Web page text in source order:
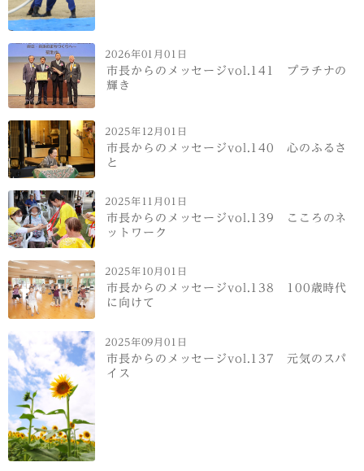
2026年01月01日
市長からのメッセージvol.141 プラチナの
輝き
2025年12月01日
市長からのメッセージvol.140 心のふるさ
と
2025年11月01日
市長からのメッセージvol.139 こころのネ
ットワーク
2025年10月01日
市長からのメッセージvol.138 100歳時代
に向けて
2025年09月01日
市長からのメッセージvol.137 元気のスパ
イス